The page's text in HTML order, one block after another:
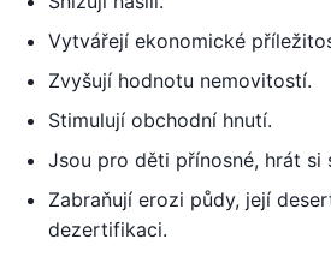
Vytvářejí ekonomické
Zvyšují hodnotu nemovitostí.
Stimulují obchodní hnutí.
Jsou pro děti přínosné, hrát si
Zabraňují erozi půdy, její
dezertifikaci.